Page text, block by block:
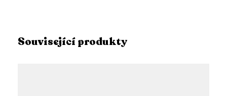
Související produkty